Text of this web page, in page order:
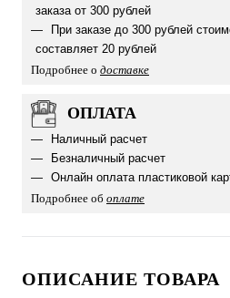
заказа от 300 рублей
При заказе до 300 рублей
составляет 20 рублей
Подробнее о доставке
ОПЛАТА
Наличный расчет
Безналичный расчет
Онлайн оплата пластиковой
Подробнее об оплате
ОПИСАНИЕ ТОВАРА